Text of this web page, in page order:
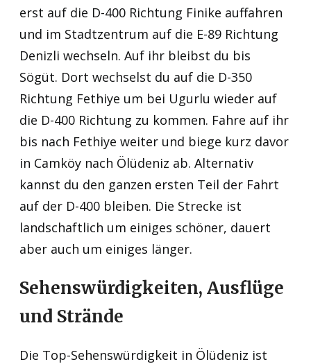
erst auf die D-400 Richtung Finike auffahren
und im Stadtzentrum auf die E-89 Richtung
Denizli wechseln. Auf ihr bleibst du bis
Sögüt. Dort wechselst du auf die D-350
Richtung Fethiye um bei Ugurlu wieder auf
die D-400 Richtung zu kommen. Fahre auf ihr
bis nach Fethiye weiter und biege kurz davor
in Camköy nach Ölüdeniz ab. Alternativ
kannst du den ganzen ersten Teil der Fahrt
auf der D-400 bleiben. Die Strecke ist
landschaftlich um einiges schöner, dauert
aber auch um einiges länger.
Sehenswürdigkeiten, Ausflüge
und Strände
Die Top-Sehenswürdigkeit in Ölüdeniz ist